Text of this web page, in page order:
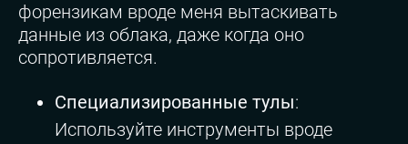
форензикам вроде меня вытаскивать
данные из облака, даже когда оно
сопротивляется.
Специализированные тулы:
Используйте инструменты вроде